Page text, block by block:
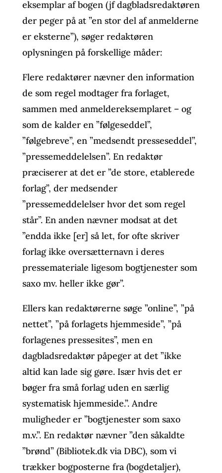
eksemplar af bogen (jf dagbladsredaktøren
der peger på at ”en stor del af anmelderne
er eksterne”), søger redaktøren
oplysningen på forskellige måder:
Flere redaktører nævner den information
de som regel modtager fra forlaget,
sammen med anmeldereksemplaret – og
som de kalder en ”følgeseddel”,
”følgebreve”, en ”medsendt presseseddel”,
”pressemeddelelsen”. En redaktør
præciserer at det er ”de store, etablerede
forlag”, der medsender
”pressemeddelelser hvor det som regel
står”. En anden nævner modsat at det
”endda ikke [er] så let, for ofte skriver
forlag ikke oversætternavn i deres
pressemateriale ligesom bogtjenester som
saxo mv. heller ikke gør”.
Ellers kan redaktørerne søge ”online”, ”på
nettet”, ”på forlagets hjemmeside”, ”på
forlagenes pressesites”, men en
dagbladsredaktør påpeger at det ”ikke
altid kan lade sig gøre. Især hvis det er
bøger fra små forlag uden en særlig
systematisk hjemmeside.”. Andre
muligheder er ”bogtjenester som saxo
m.v.”. En redaktør nævner ”den såkaldte
”brønd” (Bibliotek.dk via DBC), som vi
trækker bogposterne fra (bogdetaljer),